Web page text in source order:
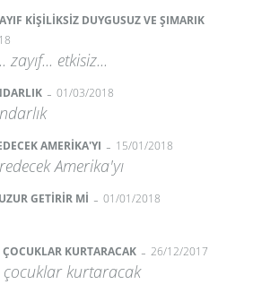
KİŞİLİKSİZ DUYGUSUZ VE ŞIMARIK
zayıf... etkisiz...
- 01/03/2018
AMERİKA'YI - 15/01/2018
Amerika'yı
GETİRİR Mİ - 01/01/2018
KURTARACAK - 26/12/2017
çocuklar kurtaracak